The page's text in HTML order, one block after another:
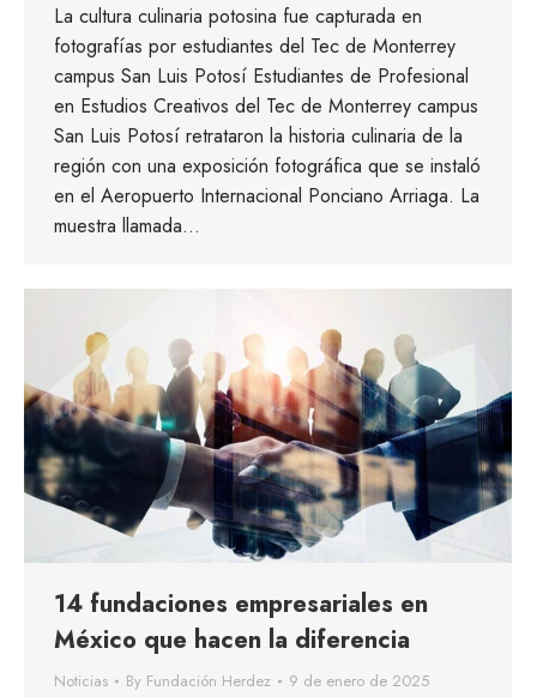
La cultura culinaria potosina fue capturada en
fotografías por estudiantes del Tec de Monterrey
campus San Luis Potosí Estudiantes de Profesional
en Estudios Creativos del Tec de Monterrey campus
San Luis Potosí retrataron la historia culinaria de la
región con una exposición fotográfica que se instaló
en el Aeropuerto Internacional Ponciano Arriaga. La
muestra llamada…
14 fundaciones empresariales en
México que hacen la diferencia
Noticias By Fundación Herdez 9 de enero de 2025